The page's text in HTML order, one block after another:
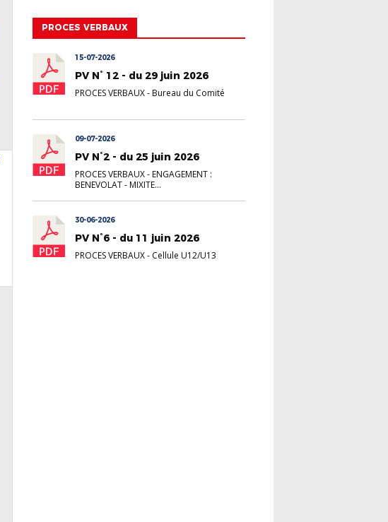
PROCES VERBAUX
15-07-2026
PV N° 12 - du 29 juin 2026
PROCES VERBAUX- Bureau du Comité
09-07-2026
PV N°2 - du 25 juin 2026
PROCES VERBAUX- ENGAGEMENT :
BENEVOLAT - MIXITE...
30-06-2026
PV N°6 - du 11 juin 2026
PROCES VERBAUX- Cellule U12/U13